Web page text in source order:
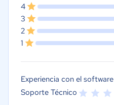
4
3
2
1
Experiencia con el software
Soporte Técnico